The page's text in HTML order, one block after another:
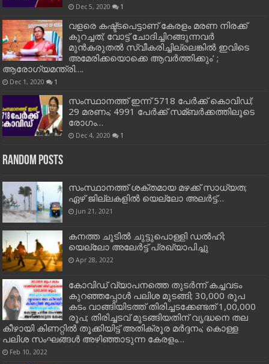
Dec 5, 2020 1
വളരെ കഷ്ട്ടപെട്ടാണ് കേരളം മരണ നിരക്ക്
കുറച്ചത്; വോട്ട് ചോദിച്ചിറങ്ങുന്നവർ
മുൻകരുതൽ സ്വീകരിച്ചില്ലെങ്കിൽ ഇവിടെ
അമേരിക്കയൊക്കെ ആവർത്തിക്കും’ ;
ആരോഗ്യമന്ത്രി….
Dec 1, 2020 1
സംസ്ഥാനത്ത് ഇന്ന് 5718 പേര്‍ക്ക് കൊവിഡ്;
29 മരണം; 4991 പേര്‍ക്ക് സമ്ബര്‍ക്കത്തിലൂടെ
രോഗം…
Dec 4, 2020 1
Random Posts
സംസ്ഥാനത്ത് ശക്തമായ മഴക്ക് സാധ്യത;
ഏഴ് ജില്ലകളില്‍ യെല്ലോ അലര്‍ട്ട്…
Jun 21, 2021
കനത്ത ചൂടിൽ ചുട്ടുപൊള്ളി ഡൽഹി;
യെല്ലോ അലേർട്ട് പ്രഖ്യാപിച്ചു
Apr 28, 2022
കോവിഡ് വ്യാപനത്തെ തുടര്‍ന്ന് കച്ചവടം
കുറഞ്ഞപ്പോള്‍ പലിശ മുടങ്ങി; 30,000 രൂപ
കടം വാങ്ങിയിടത്ത് തിരിച്ചടക്കേണ്ടത് 1,00,000
രൂപ; തിരിച്ചടവ് മുടങ്ങിയതിന് വൃദ്ധനെ തല
കീഴായി കിണറ്റില്‍ തൂക്കിയിട്ട് അതിക്രൂര മര്‍ദ്ദനം; കൊള്ള
പലിശ സംഘങ്ങള്‍ അഴിഞ്ഞാടുന്ന കേരളം…
Feb 10, 2022